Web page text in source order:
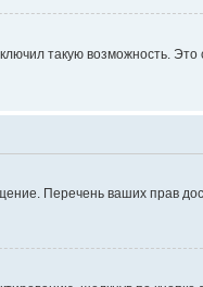
такую возможность. Это
Перечень ваших прав